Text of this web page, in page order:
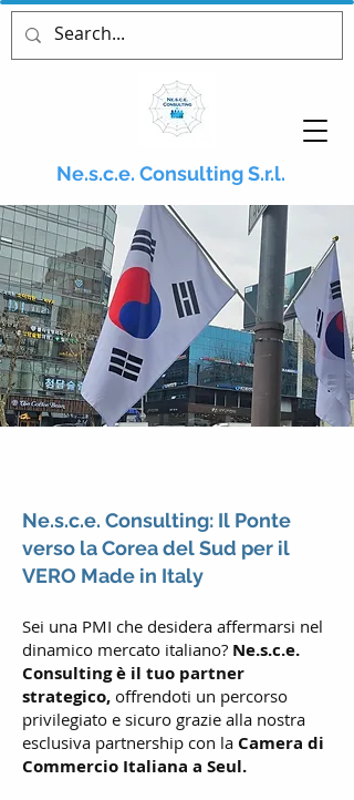
Ne.s.c.e. Consulting S.r.l.
Ne.s.c.e. Consulting: Il Ponte
verso la Corea del Sud per il
VERO Made in Italy
Sei una PMI che desidera affermarsi nel
dinamico mercato italiano? Ne.s.c.e.
Consulting è il tuo partner
strategico, offrendoti un percorso
privilegiato e sicuro grazie alla nostra
esclusiva partnership con la Camera di
Commercio Italiana a Seul.